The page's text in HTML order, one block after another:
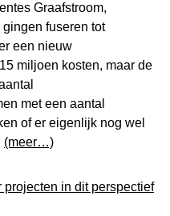
Graafstroom,
fuseren tot
een nieuw
miljoen kosten, maar de
met een aantal
of er eigenlijk nog wel
(meer…)
projecten in dit perspectief